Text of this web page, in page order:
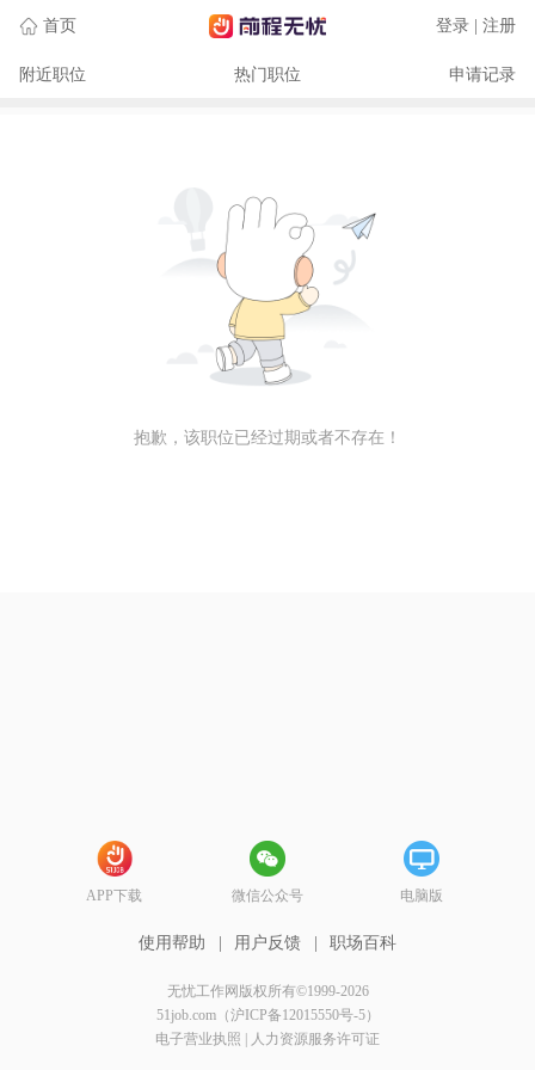
首页 登录 | 注册
附近职位 热门职位 申请记录
抱歉，该职位已经过期或者不存在！
APP下载 微信公众号 电脑版
使用帮助 用户反馈 职场百科
无忧工作网版权所有©1999-2026
51job.com（沪ICP备12015550号-5）
电子营业执照
人力资源服务许可证